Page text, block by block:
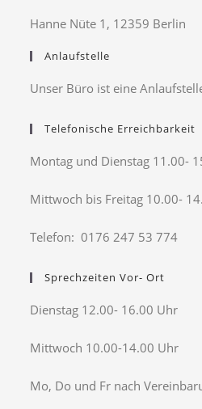
Hanne Nüte 1, 12359 Berlin
Anlaufstelle
Unser Büro ist eine
Telefonische Erreichbarkeit
Montag und Dienstag 11.00-
Mittwoch bis Freitag 10.00-
Telefon: 0176 247 53 774
Sprechzeiten Vor- Ort
Dienstag 12.00- 16.00 Uhr
Mittwoch 10.00-14.00 Uhr
Mo, Do und Fr nach